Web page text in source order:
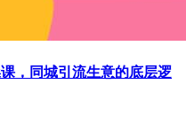
，同城引流生意的底层逻